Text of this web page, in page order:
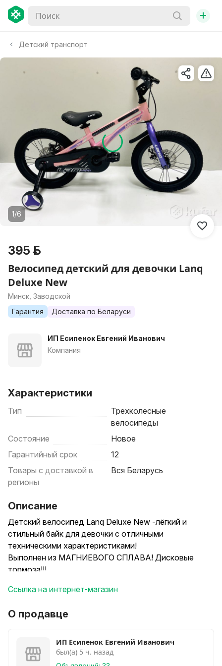
+
Детский транспорт
1/6
395 р.
Велосипед детский для девочки Lanq
Deluxe New
Минск, Заводской
Гарантия
Доставка по Беларуси
ИП Есипенок Евгений Иванович
Компания
Характеристики
Тип
Трехколесные
велосипеды
Состояние
Новое
Гарантийный срок
12
Товары с доставкой в
регионы
Вся Беларусь
Описание
Детский велосипед Lanq Deluxe New -лёгкий и
стильный байк для девочки с отличными
техническими характеристиками!
Выполнен из МАГНИЕВОГО СПЛАВА! Дисковые
тормоза!!!
Специальная цена для Куфар!!!
• Велосипед детский LANQ ориентирован на
• Изготовлен из технологичных материалов:
МАГНИЕВОГО СПЛАВА и алюминия. Это позволило
Ссылка на интернет-магазин
О продавце
ИП Есипенок Евгений Иванович
был(а) 5 ч. назад